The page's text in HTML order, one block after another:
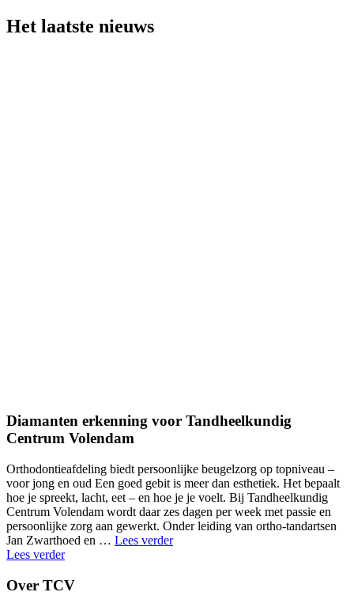
Het laatste nieuws
Diamanten erkenning voor Tandheelkundig
Centrum Volendam
Orthodontieafdeling biedt persoonlijke beugelzorg op topniveau –
voor jong en oud Een goed gebit is meer dan esthetiek. Het bepaalt
hoe je spreekt, lacht, eet – en hoe je je voelt. Bij Tandheelkundig
Centrum Volendam wordt daar zes dagen per week met passie en
persoonlijke zorg aan gewerkt. Onder leiding van ortho-tandartsen
Jan Zwarthoed en … Lees verder"spacing1"
Lees verder
Over TCV